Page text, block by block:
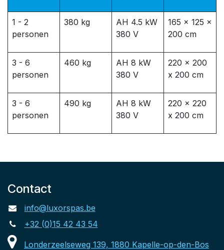
1 - 2
personen
380 kg
AH 4.5 kW
380 V
165 x 125 x
200 cm
3 - 6
personen
460 kg
AH 8 kW
380 V
220 x 200
x 200 cm
3 - 6
personen
490 kg
AH 8 kW
380 V
220 x 220
x 200 cm
Contact
info@luxorspas.be
+32 (0)15 42 43 54
Londerzeelseweg 139, 1880 Kapelle-op-den-Bos